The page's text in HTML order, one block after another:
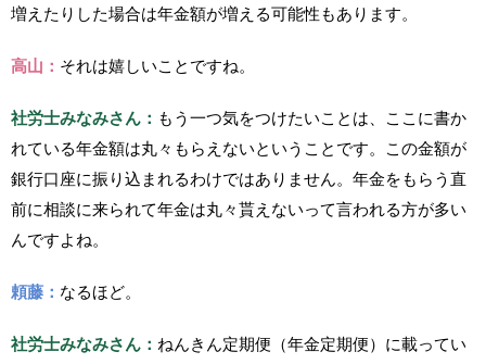
増えたりした場合は年金額が増える可能性もあります。
高山： それは嬉しいことですね。
社労士みなみさん： もう一つ気をつけたいことは、ここに書か
れている年金額は丸々もらえないということです。この金額が
銀行口座に振り込まれるわけではありません。年金をもらう直
前に相談に来られて年金は丸々貰えないって言われる方が多い
んですよね。
頼藤： なるほど。
社労士みなみさん： ねんきん定期便（年金定期便）に載ってい